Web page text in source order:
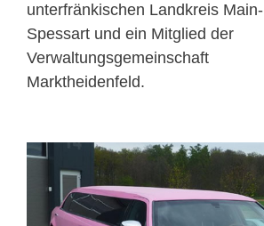
unterfränkischen Landkreis Main-
Spessart und ein Mitglied der
Verwaltungsgemeinschaft
Marktheidenfeld.